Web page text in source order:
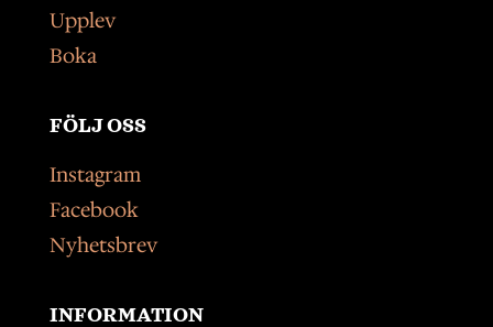
Upplev
Boka
FÖLJ OSS
Instagram
Facebook
Nyhetsbrev
INFORMATION